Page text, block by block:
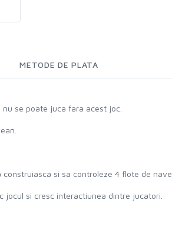
METODE DE PLATA
nu se poate juca fara acest joc.
si sa controleze 4 flote de nave.
jocul si cresc interactiunea dintre jucatori.